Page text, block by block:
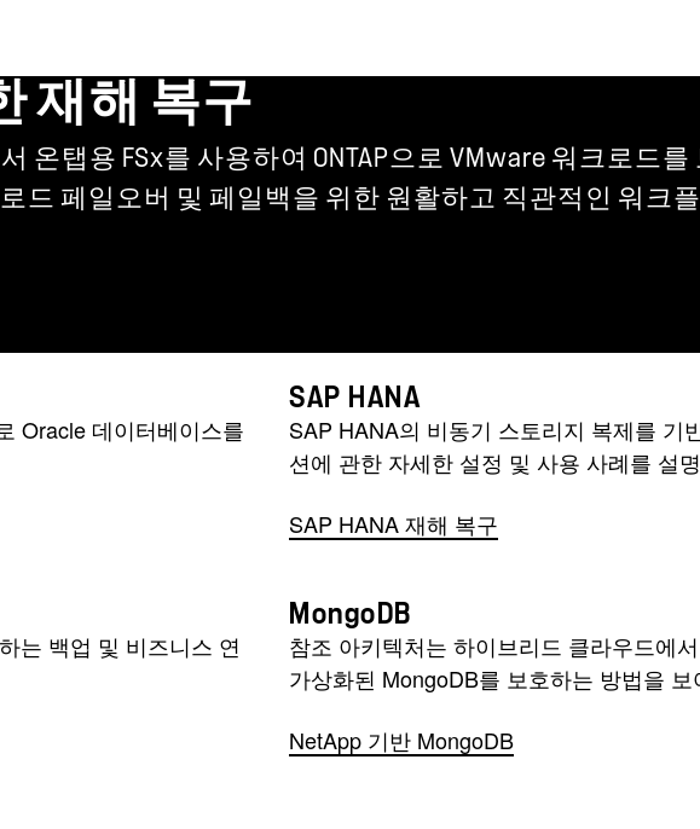
재해 복구
온탭용 FSx를 사용하여 ONTAP으로 VMware 워크로드
드 페일오버 및 페일백을 위한 원활하고 직관적인 워크
Oracle 데이터베이스를
SAP HANA
SAP HANA의 비동기 스토리지 복제를 기
션에 관한 자세한 설정 및 사용 사례를 설
SAP HANA 재해 복구
는 백업 및 비즈니스 연
MongoDB
참조 아키텍처는 하이브리드 클라우드에
가상화된 MongoDB를 보호하는 방법을 보
NetApp 기반 MongoDB